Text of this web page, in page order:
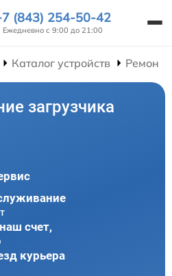
(843) 254-50-42
Ежедневно с 9:00 до 21:00
Каталог устройств Ремонт
загрузчика
счет,
курьера